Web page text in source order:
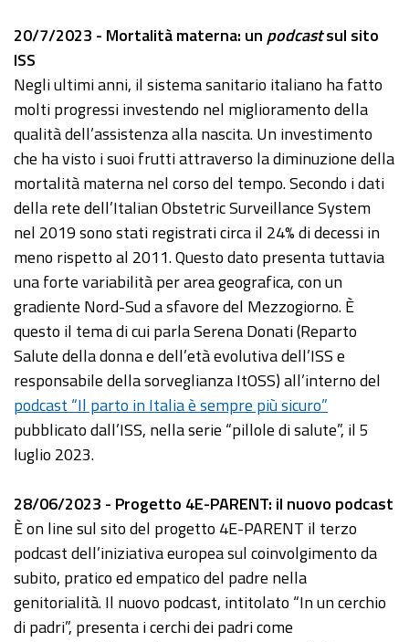
20/7/2023 - Mortalità materna: un podcastsul sito
ISS
Negli ultimi anni, il sistema sanitario italiano ha fatto
molti progressi investendo nel miglioramento della
qualità dell’assistenza alla nascita. Un investimento
che ha visto i suoi frutti attraverso la diminuzione della
mortalità materna nel corso del tempo. Secondo i dati
della rete dell’Italian Obstetric Surveillance System
nel 2019 sono stati registrati circa il 24% di decessi in
meno rispetto al 2011. Questo dato presenta tuttavia
una forte variabilità per area geografica, con un
gradiente Nord-Sud a sfavore del Mezzogiorno. È
questo il tema di cui parla Serena Donati (Reparto
Salute della donna e dell’età evolutiva dell’ISS e
responsabile della sorveglianza ItOSS) all’interno del
podcast “Il parto in Italia è sempre più sicuro”
pubblicato dall’ISS, nella serie “pillole di salute”, il 5
luglio 2023.
28/06/2023 - Progetto 4E-PARENT: il nuovo podcast
È on line sul sito del progetto 4E-PARENT il terzo
podcast dell’iniziativa europea sul coinvolgimento da
subito, pratico ed empatico del padre nella
genitorialità. Il nuovo podcast, intitolato “In un cerchio
di padri”, presenta i cerchi dei padri come